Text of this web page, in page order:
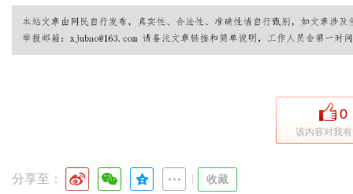
0
该内容对我
分享至： 收藏